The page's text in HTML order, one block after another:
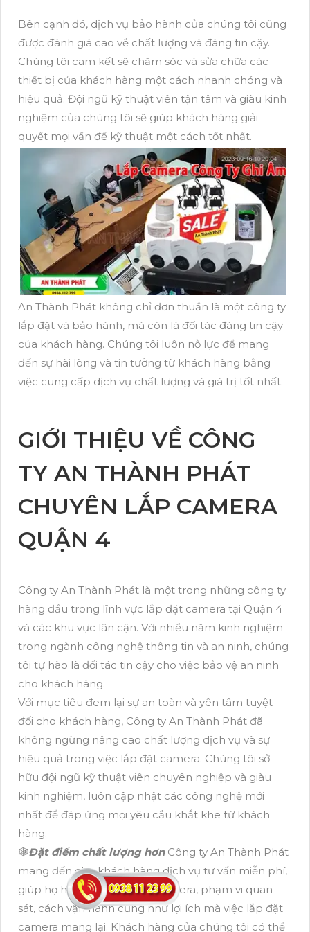
Bên cạnh đó, dịch vụ bảo hành của chúng tôi cũng
được đánh giá cao về chất lượng và đáng tin cậy.
Chúng tôi cam kết sẽ chăm sóc và sửa chữa các
thiết bị của khách hàng một cách nhanh chóng và
hiệu quả. Đội ngũ kỹ thuật viên tận tâm và giàu kinh
nghiệm của chúng tôi sẽ giúp khách hàng giải
quyết mọi vấn đề kỹ thuật một cách tốt nhất.
An Thành Phát không chỉ đơn thuần là một công ty
lắp đặt và bảo hành, mà còn là đối tác đáng tin cậy
của khách hàng. Chúng tôi luôn nỗ lực để mang
đến sự hài lòng và tin tưởng từ khách hàng bằng
việc cung cấp dịch vụ chất lượng và giá trị tốt nhất.
GIỚI THIỆU VỀ CÔNG
TY AN THÀNH PHÁT
CHUYÊN LẮP CAMERA
QUẬN 4
Công ty An Thành Phát là một trong những công ty
hàng đầu trong lĩnh vực lắp đặt camera tại Quận 4
và các khu vực lân cận. Với nhiều năm kinh nghiệm
trong ngành công nghệ thông tin và an ninh, chúng
tôi tự hào là đối tác tin cậy cho việc bảo vệ an ninh
cho khách hàng.
Với mục tiêu đem lại sự an toàn và yên tâm tuyệt
đối cho khách hàng, Công ty An Thành Phát đã
không ngừng nâng cao chất lượng dịch vụ và sự
hiệu quả trong việc lắp đặt camera. Chúng tôi sở
hữu đội ngũ kỹ thuật viên chuyên nghiệp và giàu
kinh nghiệm, luôn cập nhật các công nghệ mới
nhất để đáp ứng mọi yêu cầu khắt khe từ khách
hàng.
🕸Đặt điểm chất lượng hơn Công ty An Thành Phát
mang đến cho khách hàng dịch vụ tư vấn miễn phí,
giúp họ hiểu rõ về các loại camera, phạm vi quan
sát, cách vận hành cũng như lợi ích mà việc lắp đặt
camera mang lại. Khách hàng của chúng tôi có thể